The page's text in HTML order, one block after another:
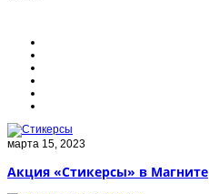
марта 15, 2023
Акция «Стикерсы» в Магните